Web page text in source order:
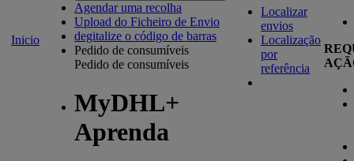
Inicio
Agendar uma recolha
Upload do Ficheiro de Envio
degitalize o código de barras
Pedido de consumíveis
Pedido de consumíveis
MyDHL+
Aprenda
Localizar
envios
Localização
por
referência